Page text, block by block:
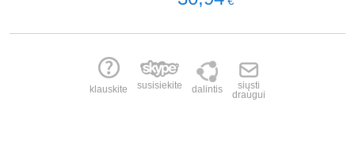
klauskite susisiekite dalintis
siųsti
draugui